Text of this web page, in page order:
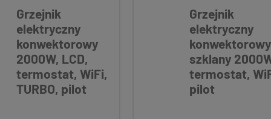
z wentylatorem,
WiFi, TURBO, pilot
Grzejnik
elektryczny
konwektorowy
2000W, LCD,
termostat, WiFi,
TURBO, pilot
termostat,
pilot
Grzejnik
elektryczny
konwektorowy
szklany
termostat,
pilot